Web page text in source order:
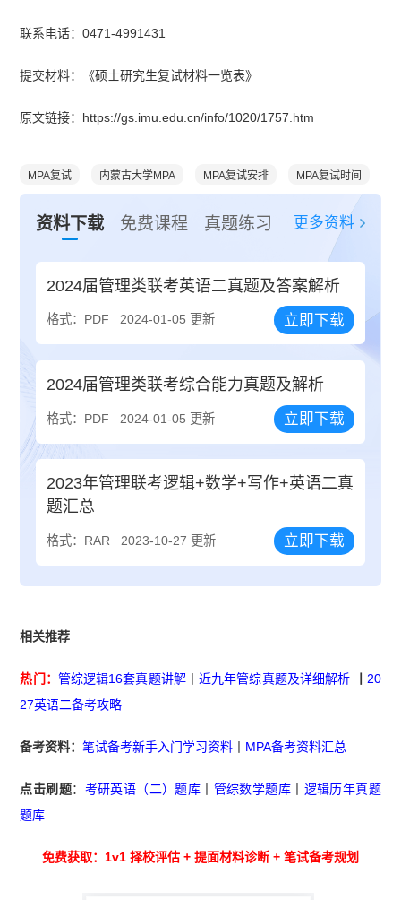
联系电话：0471-4991431
提交材料：《硕士研究生复试材料一览表》
原文链接：https://gs.imu.edu.cn/info/1020/1757.htm
MPA复试 内蒙古大学MPA MPA复试安排 MPA复试时间
资料下载 免费课程 真题练习 更多资料
2024届管理类联考英语二真题及答案解析
格式：PDF 2024-01-05 更新 立即下载
2024届管理类联考综合能力真题及解析
格式：PDF 2024-01-05 更新 立即下载
2023年管理联考逻辑+数学+写作+英语二真
题汇总
格式：RAR 2023-10-27 更新 立即下载
相关推荐
热门： 管综逻辑16套真题讲解丨近九年管综真题及详细解析
20
27英语二备考攻略
备考资料：笔试备考新手入门学习资料 MPA备考资料汇总
点击刷题： 考研英语（二）题库 管综数学题库
逻辑历年真题
题库
免费获取：1v1 择校评估 + 提面材料诊断 + 笔试备考规划